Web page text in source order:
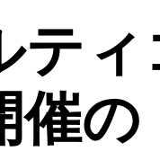
ティ
催の